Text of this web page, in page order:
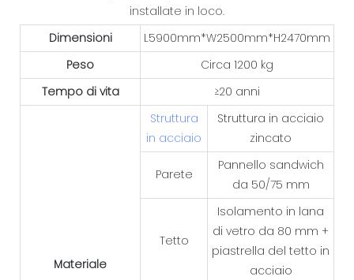
installate in loco.
Dimensioni
L5900mm*W2500mm*H2470mm
Peso
Circa 1200 kg
Tempo di vita
≥20 anni
Materiale
Struttura
in acciaio
Struttura in acciaio
zincato
Parete
Pannello sandwich
da 50/75 mm
Tetto
Isolamento in lana
di vetro da 80 mm +
piastrella del tetto in
acciaio